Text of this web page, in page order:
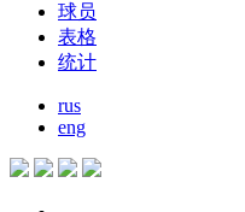
球员
表格
统计
rus
eng